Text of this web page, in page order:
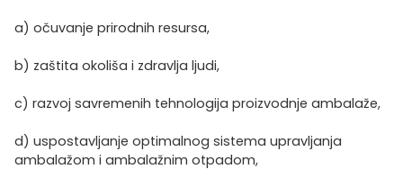
a) očuvanje prirodnih resursa,
b) zaštita okoliša i zdravlja ljudi,
c) razvoj savremenih tehnologija proizvodnje ambalaže,
d) uspostavljanje optimalnog sistema upravljanja
ambalažom i ambalažnim otpadom,